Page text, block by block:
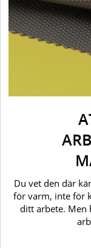
Du vet den där
för varm, inte för
ditt arbete. Men